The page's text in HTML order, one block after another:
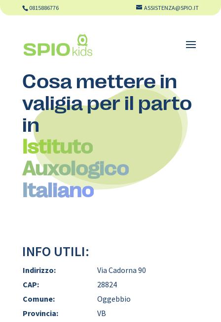
0815886776 ASSISTENZA@SPIO.IT
Cosa mettere in
valigia per il parto
in
Istituto
Auxologico
Italiano
INFO UTILI:
Indirizzo:
Via Cadorna 90
CAP:
28824
Comune:
Oggebbio
Provincia:
VB